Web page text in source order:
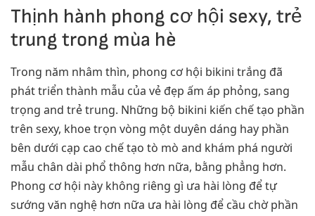
Thịnh hành phong cơ hội sexy, trẻ
trung trong mùa hè
Trong năm nhâm thìn, phong cơ hội bikini trắng đã
phát triển thành mẫu của vẻ đẹp ấm áp phỏng, sang
trọng and trẻ trung. Những bộ bikini kiến chế tạo phần
trên sexy, khoe trọn vòng một duyên dáng hay phần
bên dưới cạp cao chế tạo tò mò and khám phá người
mẫu chân dài phổ thông hơn nữa, bằng phẳng hơn.
Phong cơ hội này không riêng gì ưa hài lòng để tự
sướng văn nghệ hơn nữa ưa hài lòng để cầu chờ phần